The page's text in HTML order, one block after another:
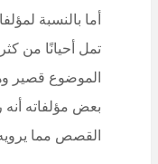
أما بالنسبة
تمل أحيانًا من
الموضوع قصير
بعض مؤلفاته
القصص مما